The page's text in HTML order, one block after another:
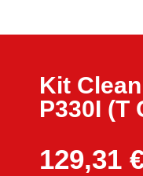
Kit
P330I (T
129,31